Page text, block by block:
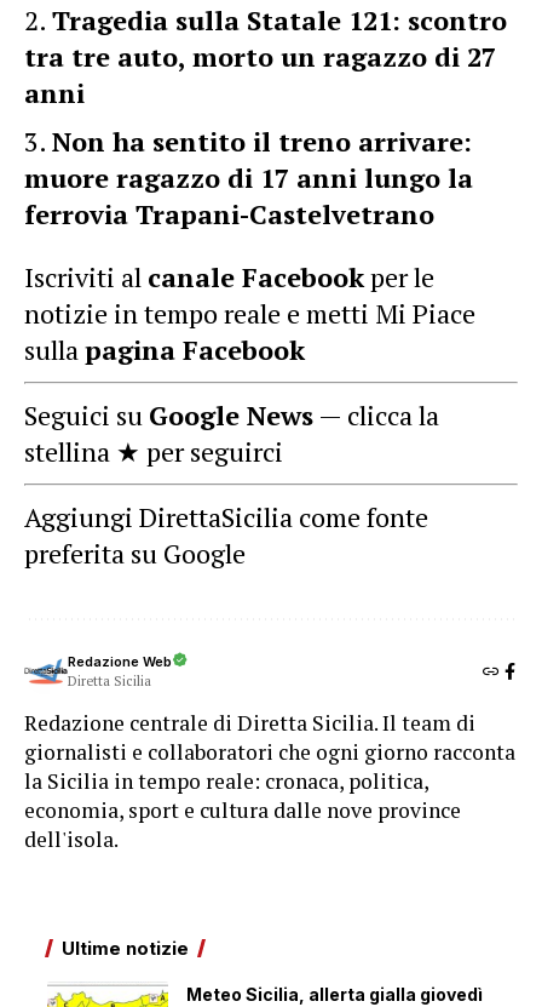
Tragedia sulla Statale 121: scontro
tra tre auto, morto un ragazzo di 27
anni
Non ha sentito il treno arrivare:
muore ragazzo di 17 anni lungo la
ferrovia Trapani-Castelvetrano
Iscriviti al canale Facebookper le
notizie in tempo reale e metti Mi Piace
sullapagina Facebook
Seguici su Google News — clicca la
stellina ★ per seguirci
Aggiungi DirettaSicilia come fonte
preferita su Google
Redazione Web
Diretta Sicilia
Redazione centrale di Diretta Sicilia. Il team di
giornalisti e collaboratori che ogni giorno racconta
la Sicilia in tempo reale: cronaca, politica,
economia, sport e cultura dalle nove province
dell'isola.
Ultime notizie
Meteo Sicilia, allerta gialla giovedì